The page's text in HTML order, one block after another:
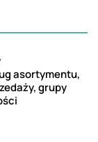
asortymentu,
grupy